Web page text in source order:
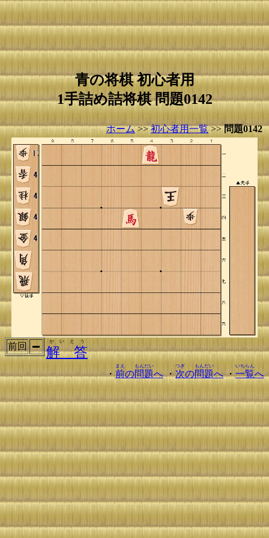
青の将棋 初心者用
1手詰め詰将棋 問題0142
ホーム>>初心者用一覧>>問題0142
前回 解 答
かいとう
・前
まえ
の問題
もんだい
へ・次
つぎ
の問題
もんだい
へ・一覧
いちらん
へ